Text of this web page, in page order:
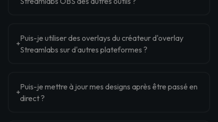
Puis-je utiliser des overlays du créateur d'overlay
Streamlabs sur d'autres plateformes ?
Puis-je mettre à jour mes designs après être passé en
direct ?